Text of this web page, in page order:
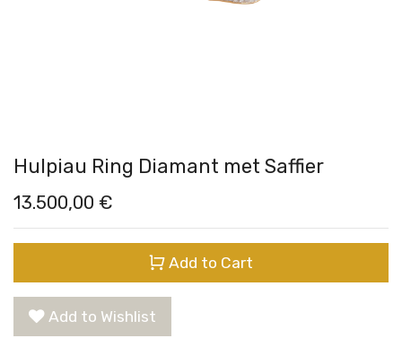
Hulpiau Ring Diamant met Saffier
13.500,00 €
Add to Cart
Add to Wishlist